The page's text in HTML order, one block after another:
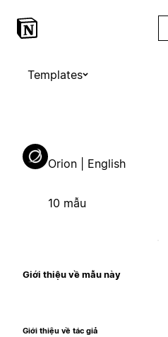
Templates
Orion | English
10 mẫu
Giới thiệu về mẫu này
Giới thiệu về tác giả